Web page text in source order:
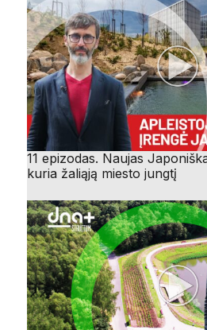
11 epizodas. Naujas
kuria žaliąją miesto jungtį